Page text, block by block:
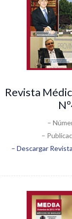
Revista
–
–
– Descargar Revista